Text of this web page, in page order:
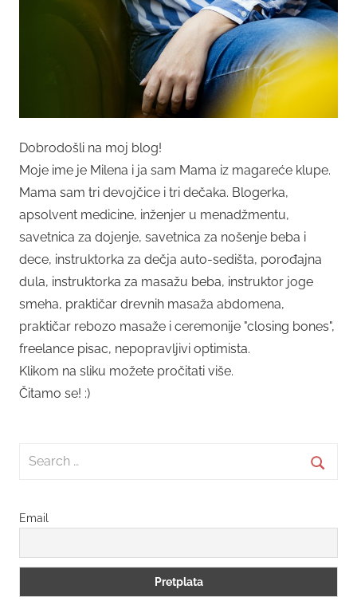
Dobrodošli na moj blog!
Moje ime je Milena i ja sam Mama iz magareće klupe.
Mama sam tri devojčice i tri dečaka. Blogerka,
apsolvent medicine, inženjer u menadžmentu,
savetnica za dojenje, savetnica za nošenje beba i
dece, instruktorka za dečja auto-sedišta, porođajna
dula, instruktorka za masažu beba, instruktor joge
smeha, praktičar drevnih masaža abdomena,
praktičar rebozo masaže i ceremonije "closing bones",
freelance pisac, nepopravljivi optimista.
Klikom na sliku možete pročitati više.
Čitamo se! :)
Search
Email